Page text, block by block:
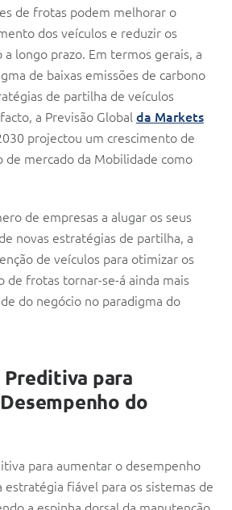
de frotas podem melhorar o
dos veículos e reduzir os
a longo prazo. Em termos gerais, a
de baixas emissões de carbono
de partilha de veículos
a Previsão Global da Markets
projectou um crescimento de
de mercado da Mobilidade como
de empresas a alugar os seus
novas estratégias de partilha, a
de veículos para otimizar os
de frotas tornar-se-á ainda mais
do negócio no paradigma do
para
do
para aumentar o desempenho
estratégia fiável para os sistemas de